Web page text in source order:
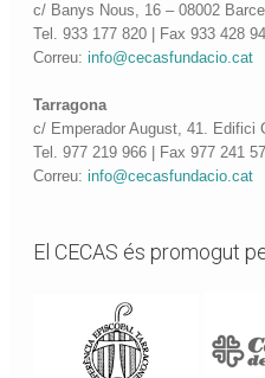
c/ Banys Nous, 16 – 08002
Tel. 933 177 820 | Fax 933 428
Correu:info@cecasfundacio.cat
Tarragona
c/ Emperador August, 41. Edifici
Tel. 977 219 966 | Fax 977 241
Correu:info@cecasfundacio.cat
El CECAS és promogut